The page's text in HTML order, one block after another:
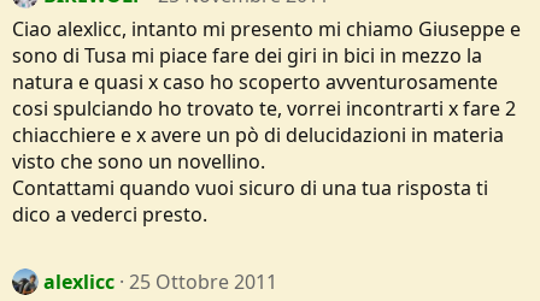
Ciao alexlicc, intanto mi presento mi chiamo Giuseppe e
sono di Tusa mi piace fare dei giri in bici in mezzo la
natura e quasi x caso ho scoperto avventurosamente
cosi spulciando ho trovato te, vorrei incontrarti x fare 2
chiacchiere e x avere un pò di delucidazioni in materia
visto che sono un novellino.
Contattami quando vuoi sicuro di una tua risposta ti
dico a vederci presto.
alexlicc 25 Ottobre 2011